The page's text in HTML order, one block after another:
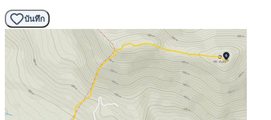
บันทึก